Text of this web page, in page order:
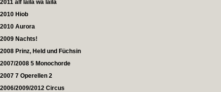
2011 alf laila wa laila
2010 Hiob
2010 Aurora
2009 Nachts!
2008 Prinz, Held und Füchsin
2007/2008 5 Monochorde
2007 7 Operellen 2
2006/2009/2012 Circus